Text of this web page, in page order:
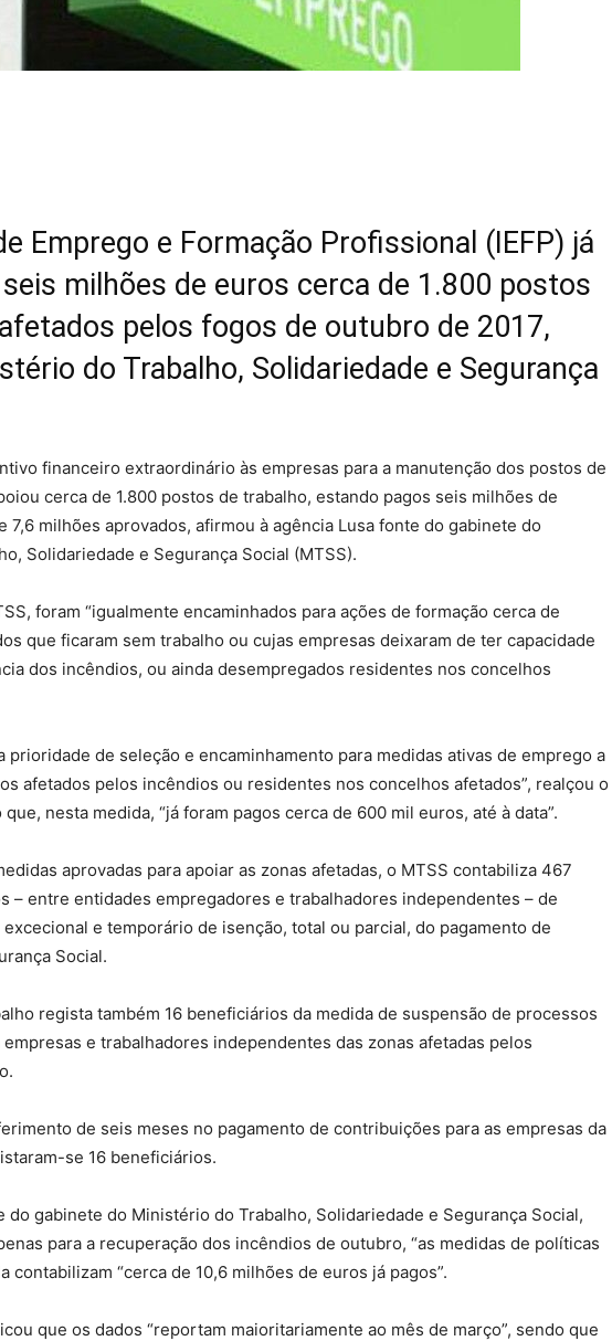
Emprego e Formação Profissional (IEFP) já
milhões de euros cerca de 1.800 postos
pelos fogos de outubro de 2017,
do Trabalho, Solidariedade e Segurança
financeiro extraordinário às empresas para a manutenção dos postos de
cerca de 1.800 postos de trabalho, estando pagos seis milhões de
7,6 milhões aprovados, afirmou à agência Lusa fonte do gabinete do
Solidariedade e Segurança Social (MTSS).
foram “igualmente encaminhados para ações de formação cerca de
que ficaram sem trabalho ou cujas empresas deixaram de ter capacidade
dos incêndios, ou ainda desempregados residentes nos concelhos
prioridade de seleção e encaminhamento para medidas ativas de emprego a
afetados pelos incêndios ou residentes nos concelhos afetados”, realçou o
nesta medida, “já foram pagos cerca de 600 mil euros, até à data”.
aprovadas para apoiar as zonas afetadas, o MTSS contabiliza 467
– entre entidades empregadores e trabalhadores independentes – de
e temporário de isenção, total ou parcial, do pagamento de
Social.
regista também 16 beneficiários da medida de suspensão de processos
e trabalhadores independentes das zonas afetadas pelos
de seis meses no pagamento de contribuições para as empresas da
se 16 beneficiários.
do gabinete do Ministério do Trabalho, Solidariedade e Segurança Social,
para a recuperação dos incêndios de outubro, “as medidas de políticas
contabilizam “cerca de 10,6 milhões de euros já pagos”.
que os dados “reportam maioritariamente ao mês de março”, sendo que